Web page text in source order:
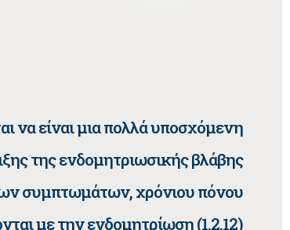
να είναι μια πολλά υποσχόμενη
της ενδομητριωσικής βλάβης
συμπτωμάτων, χρόνιου πόνου
με την ενδομητρίωση (1,2,12)